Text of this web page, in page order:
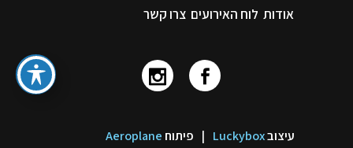
אודות לוח האירועים צרו קשר
עיצובLuckybox
| פיתוח Aeroplane